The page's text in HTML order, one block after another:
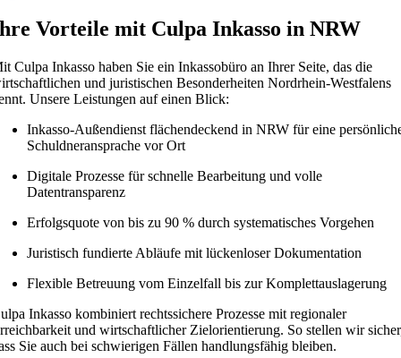
Vorteile mit Culpa Inkasso in NRW
Culpa Inkasso haben Sie ein Inkassobüro an Ihrer Seite, das die
und juristischen Besonderheiten Nordrhein-Westfalens
Unsere Leistungen auf einen Blick:
Inkasso-Außendienst flächendeckend in NRW für eine
Schuldneransprache vor Ort
Digitale Prozesse für schnelle Bearbeitung und volle
Datentransparenz
Erfolgsquote von bis zu 90 % durch systematisches Vorgehen
Juristisch fundierte Abläufe mit lückenloser Dokumentation
Flexible Betreuung vom Einzelfall bis zur Komplettauslagerung
Inkasso kombiniert rechtssichere Prozesse mit regionaler
und wirtschaftlicher Zielorientierung. So stellen wir
Sie auch bei schwierigen Fällen handlungsfähig bleiben.